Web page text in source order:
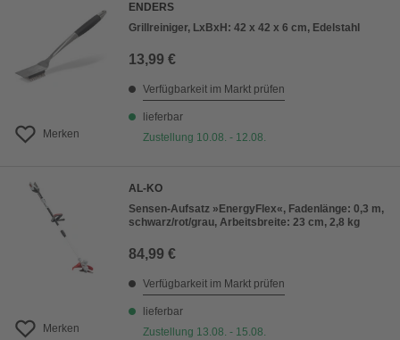
Merken
ENDERS
Grillreiniger, LxBxH: 42 x 42 x 6 cm, Edelstahl
13,99 €
Verfügbarkeit im Markt prüfen
lieferbar
Zustellung 10.08. - 12.08.
Merken
AL-KO
Sensen-Aufsatz »EnergyFlex«, Fadenlänge: 0,3 m,
schwarz/rot/grau, Arbeitsbreite: 23 cm, 2,8 kg
84,99 €
Verfügbarkeit im Markt prüfen
lieferbar
Zustellung 13.08. - 15.08.